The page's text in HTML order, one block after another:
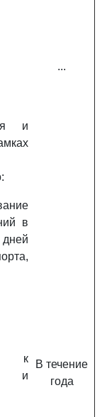
...
и
в
к
и
В течение
года